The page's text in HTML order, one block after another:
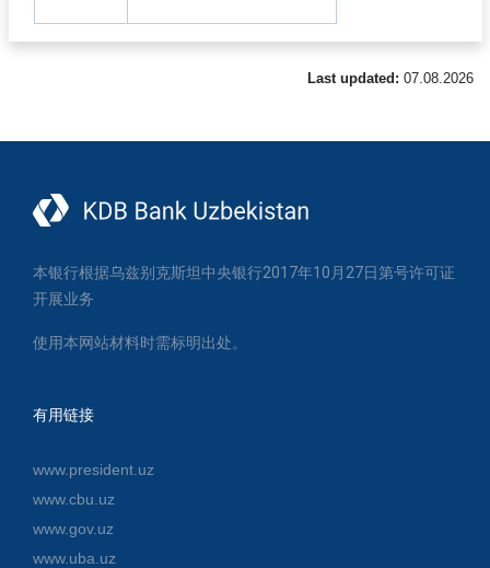
Last updated: 07.08.2026
本银行根据乌兹别克斯坦中央银行2017年10月27日第号许可证
开展业务
使用本网站材料时需标明出处。
有用链接
www.president.uz
www.cbu.uz
www.gov.uz
www.uba.uz